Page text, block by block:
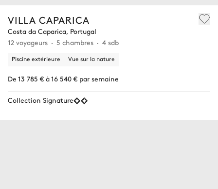
VILLA CAPARICA
Costa da Caparica, Portugal
12 voyageurs
5 chambres 4 sdb
Piscine extérieure Vue sur la nature
De 13 785 € à 16 540 € par semaine
Collection Signature